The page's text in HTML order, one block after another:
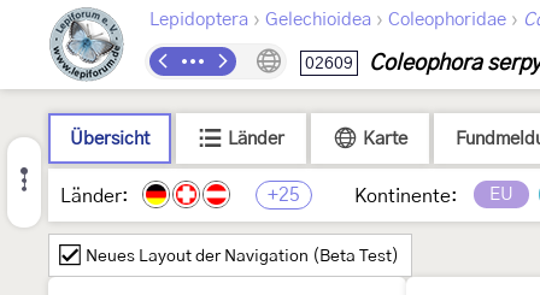
Lepidoptera › Gelechioidea › Coleophoridae ›
02609 Coleophora
Übersicht Länder Karte
Länder: +25 Kontinente: EU
Neues Layout der Navigation (Beta Test)